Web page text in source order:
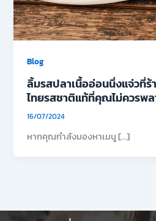
Blog
ลิ้มรสปลาเนื้ออ่อนนึ่งแจ่วที่ร้
ไทยรสชาติแท้ที่คุณไม่ควรพ
16/07/2024
หากคุณกำลังมองหาเมนู […]